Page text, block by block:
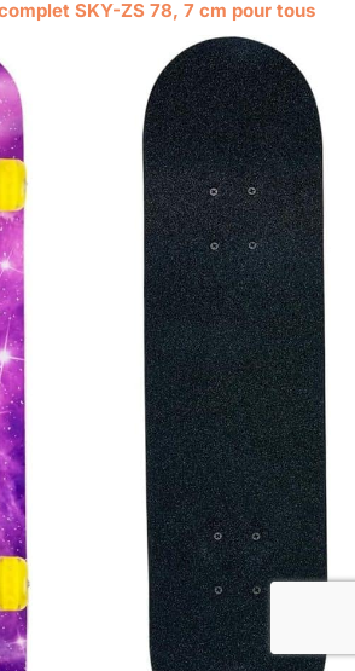
SKY-ZS 78, 7 cm pour tous